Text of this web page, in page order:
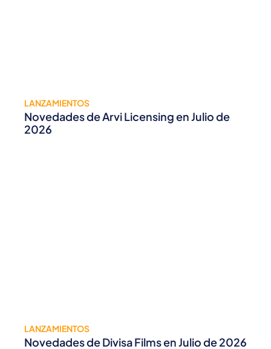
LANZAMIENTOS
Novedades de Arvi Licensing en Julio de
2026
LANZAMIENTOS
Novedades de Divisa Films en Julio de 2026